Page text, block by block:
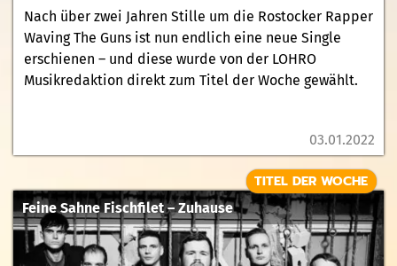
Nach über zwei Jahren Stille um die Rostocker Rapper
Waving The Guns ist nun endlich eine neue Single
erschienen – und diese wurde von der LOHRO
Musikredaktion direkt zum Titel der Woche gewählt.
03.01.2022
Feine Sahne Fischfilet – Zuhause
TITEL DER WOCHE